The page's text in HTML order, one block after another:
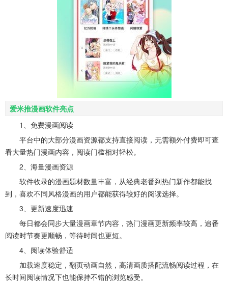
爱米推漫画软件亮点
1、免费漫画阅读
平台中的大部分漫画资源都支持直接阅读，无需额外付费即可查
看大量热门漫画内容，阅读门槛相对轻松。
2、海量漫画资源
软件收录的漫画题材数量丰富，从经典老番到热门新作都能找
到，喜欢不同风格漫画的用户都能获得较好的阅读选择。
3、更新速度迅速
每日都会同步大量漫画章节内容，热门漫画更新频率较高，追番
阅读时节奏更顺畅，等待时间也更短。
4、阅读体验舒适
加载速度稳定，翻页动画自然，高清画质搭配流畅阅读过程，在
长时间阅读情况下也能保持不错的浏览感受。